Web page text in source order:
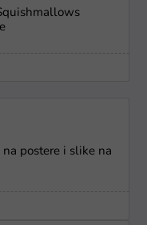
postere i slike na